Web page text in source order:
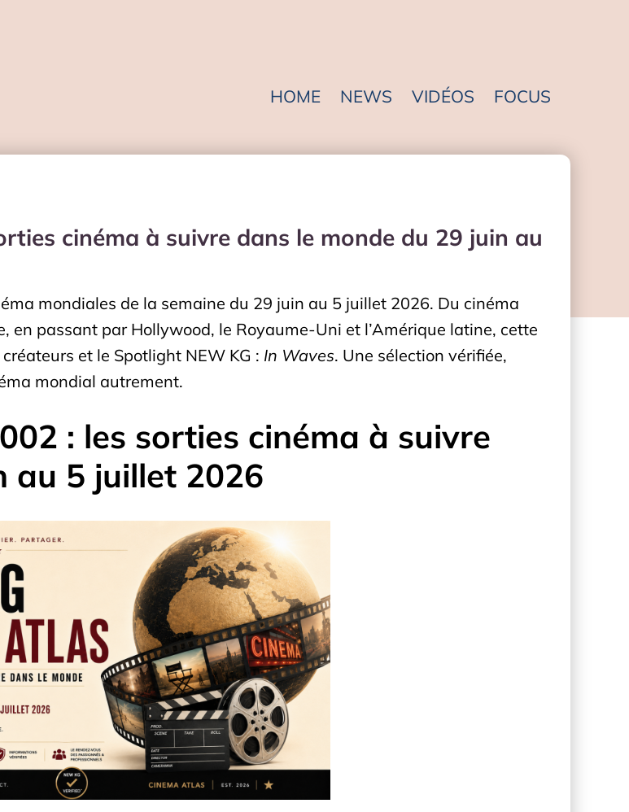
HOME NEWS VIDÉOS FOCUS
cinéma à suivre dans le monde du 29 juin au
mondiales de la semaine du 29 juin au 5 juillet 2026. Du cinéma
en passant par Hollywood, le Royaume-Uni et l’Amérique latine, cette
et le Spotlight NEW KG : In Waves. Une sélection vérifiée,
mondial autrement.
: les sorties cinéma à suivre
au 5 juillet 2026